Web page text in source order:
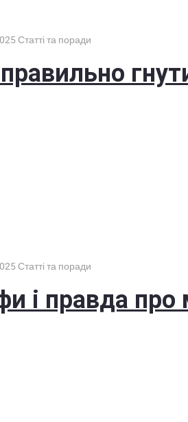
Статті та поради
Статті та поради
і правда про